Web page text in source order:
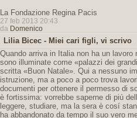
La Fondazione Regina Pacis
27 feb 2013 20:43
da Domenico
Lilia Bicec - Miei cari figli, vi scrivo
Quando arriva in Italia non ha un
sono illuminate come «palazzi dei
scritta «Buon Natale». Qui a nessuno
istruzione, ma a poco a poco trova
documenti per ottenere il permesso di
è fortissima: vorrebbe saperne di piú
leggere, studiare, ma la sera è cosí
ha abbandonato da tempo il suo vero